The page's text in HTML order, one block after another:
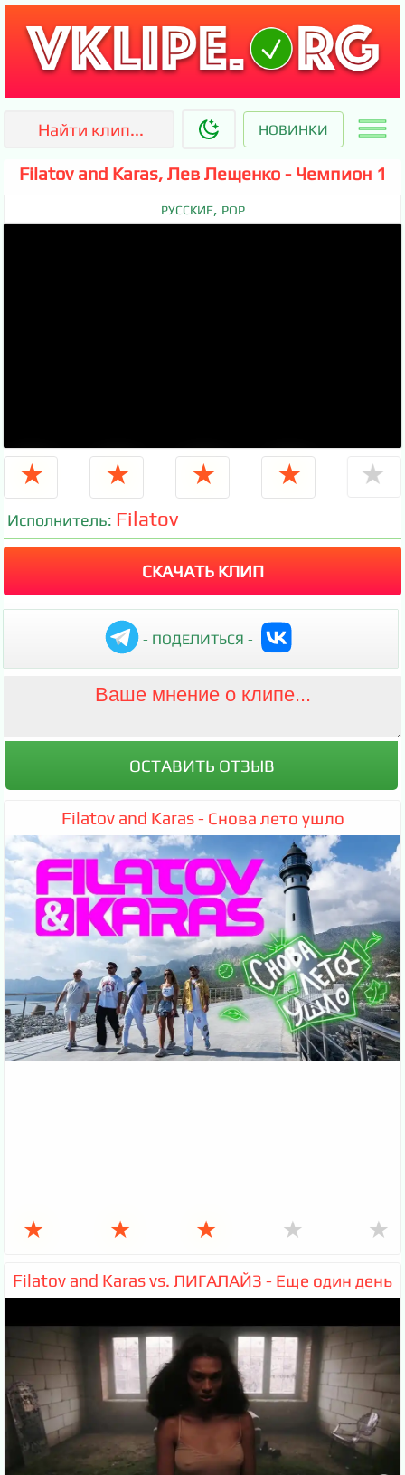
НОВИНКИ
Filatov and Karas, Лев Лещенко - Чемпион 1
РУССКИЕ, POP
★ ★ ★ ★ ★
Исполнитель: Filatov
СКАЧАТЬ КЛИП
- ПОДЕЛИТЬСЯ -
Filatov and Karas - Снова лето ушло
★ ★ ★ ★ ★
Filatov and Karas vs. ЛИГАЛАЙЗ - Еще один день